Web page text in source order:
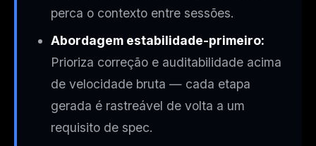
perca o contexto entre sessões.
Abordagem estabilidade-primeiro:
Prioriza correção e auditabilidade acima
de velocidade bruta — cada etapa
gerada é rastreável de volta a um
requisito de spec.